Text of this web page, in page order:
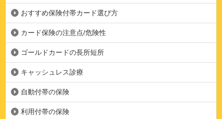
おすすめ保険付帯カード選び方
カード保険の注意点/危険性
ゴールドカードの長所短所
キャッシュレス診療
自動付帯の保険
利用付帯の保険